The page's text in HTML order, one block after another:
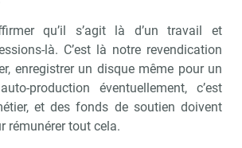
qu’il s’agit là d’un travail et
là. C’est là notre revendication
enregistrer un disque même pour un
production éventuellement, c’est
et des fonds de soutien doivent
rémunérer tout cela.
tard